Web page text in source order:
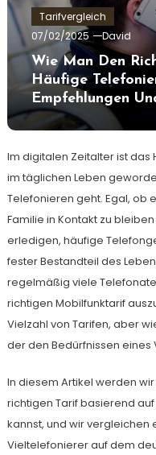
Tarifvergleich
07/02/2025
David
Wie Man Den
Häufige
Empfehlungen
Im digitalen Zeitalter ist das
im täglichen Leben
Telefonieren geht. Egal, ob
Familie in Kontakt zu
erledigen, häufige
fester Bestandteil des
regelmäßig viele
richtigen Mobilfunktarif
Vielzahl von Tarifen, aber
der den Bedürfnissen
In diesem Artikel werden
richtigen Tarif basierend
kannst, und wir vergleichen
Vieltelefonierer auf dem